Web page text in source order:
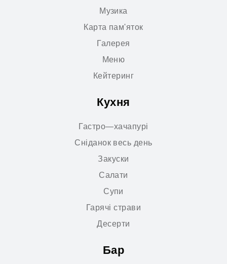
Музика
Карта пам'яток
Галерея
Меню
Кейтеринг
Кухня
Гастро—хачапурі
Сніданок весь день
Закуски
Салати
Супи
Гарячі страви
Десерти
Бар